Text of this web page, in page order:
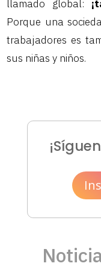
llamado global:
Porque una
trabajadores es
sus niñas y niños.